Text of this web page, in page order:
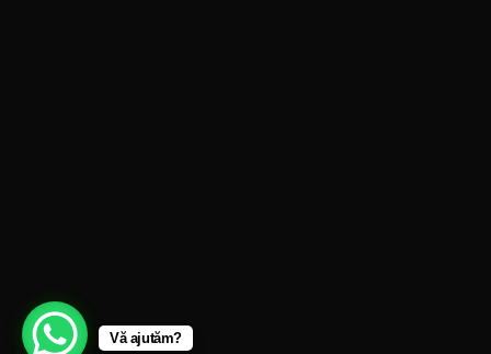
Vă ajutăm?